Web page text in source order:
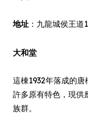
地址 ：九龍城侯王道
大和堂
這棟1932年落成的
許多原有特色，現供
族群。